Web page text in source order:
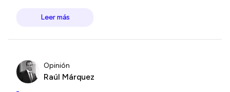
Leer más
Opinión
Raúl Márquez